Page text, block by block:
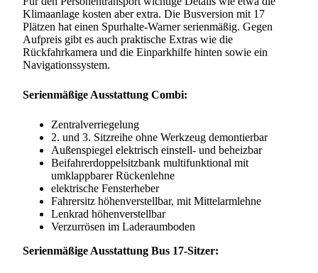
Klimaanlage kosten aber extra. Die Busversion mit 17
Plätzen hat einen Spurhalte-Warner serienmäßig. Gegen
Aufpreis gibt es auch praktische Extras wie die
Rückfahrkamera und die Einparkhilfe hinten sowie ein
Navigationssystem.
Serienmäßige Ausstattung Combi:
Zentralverriegelung
2. und 3. Sitzreihe ohne Werkzeug demontierbar
Außenspiegel elektrisch einstell- und beheizbar
Beifahrerdoppelsitzbank multifunktional mit
umklappbarer Rückenlehne
elektrische Fensterheber
Fahrersitz höhenverstellbar, mit Mittelarmlehne
Lenkrad höhenverstellbar
Verzurrösen im Laderaumboden
Serienmäßige Ausstattung Bus 17-Sitzer: